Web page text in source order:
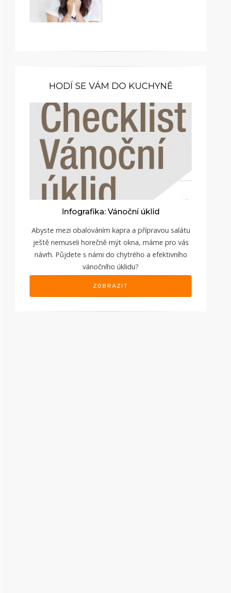
HODÍ SE VÁM DO KUCHYNĚ
Infografika: Vánoční úklid
Abyste mezi obalováním kapra a přípravou salátu
ještě nemuseli horečně mýt okna, máme pro vás
návrh. Půjdete s námi do chytrého a efektivního
vánočního úklidu?
ZOBRAZIT